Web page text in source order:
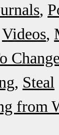
Videos
Change
Steal
from